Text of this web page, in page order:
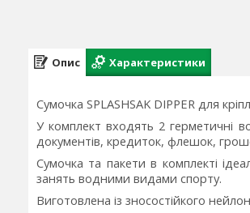
Опис Характеристики
Сумочка SPLASHSAK DIPPER для
У комплект входять 2 герметичні
документів, кредиток, флешок,
Сумочка та пакети в комплекті
занять водними видами спорту.
Виготовлена із зносостійкого